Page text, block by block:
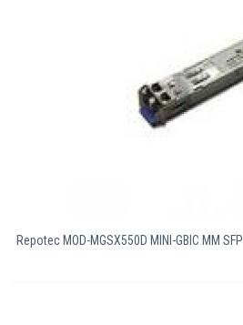
Repotec MOD-MGSX550D MINI-GBIC MM SFP